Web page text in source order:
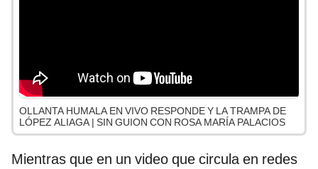
OLLANTA HUMALA EN VIVO RESPONDE Y LA TRAMPA DE
LÓPEZ ALIAGA | SIN GUION CON ROSA MARÍA PALACIOS
Mientras que en un video que circula en redes